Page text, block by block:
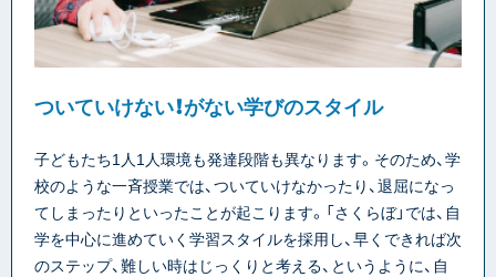
ついていけない！がない学びのスタイル
子どもたち1人1人環境も発達段階も異なります。そのため、学
校のような一斉授業では、ついていけなかったり、退屈になっ
てしまったりといったことが起こります。「さくらぼ」では、自
学を中心に進めていく学習スタイルを採用し、早くできれば次
のステップ、難しい時はじっくりと考える、というように、自